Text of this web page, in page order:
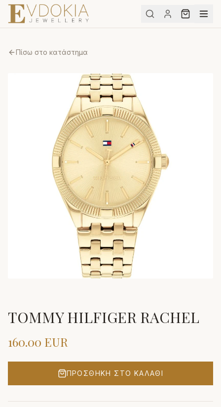
Πίσω στο κατάστημα
TOMMY HILFIGER RACHEL
160.00 EUR
ΠΡΟΣΘΉΚΗ ΣΤΟ ΚΑΛΆΘΙ